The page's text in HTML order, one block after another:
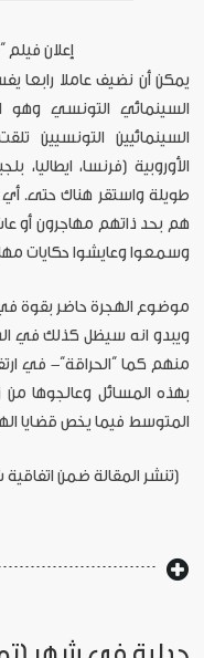
إعلان فيلم
يمكن أن نضيف عاملا رابعا
السينمائي التونسي وهو
السينمائيين التونسيين
الأوروبية (فرنسا،
طويلة واستقر هناك حتى. أي
هم بحد ذاتهم مهاجرون أو
وسمعوا وعايشوا حكايات
موضوع الهجرة حاضر بقوة في
ويبدو انه سيظل كذلك في
منهم كما “الحراقة”- في
بهذه المسائل وعالجوها
المتوسط فيما يخص قضايا
[تنشر المقالة ضمن